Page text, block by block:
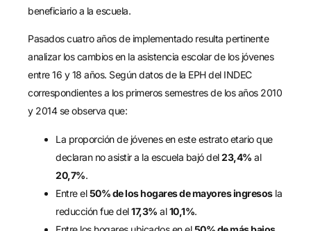
beneficiario a la escuela.
Pasados cuatro años de implementado resulta pertinente
analizar los cambios en la asistencia escolar de los jóvenes
entre 16 y 18 años. Según datos de la EPH del INDEC
correspondientes a los primeros semestres de los años 2010
y 2014 se observa que:
La proporción de jóvenes en este estrato etario que
declaran no asistir a la escuela bajó del23,4% al
20,7%.
Entre el50% de los hogares de mayores ingresosla
reducción fue del17,3% al10,1%.